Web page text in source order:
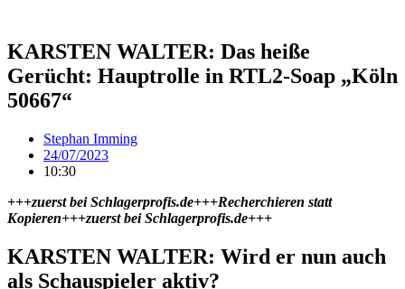
KARSTEN WALTER: Das heiße
Gerücht: Hauptrolle in RTL2-Soap „Köln
50667“
Stephan Imming
24/07/2023
10:30
+++zuerst bei Schlagerprofis.de+++Recherchieren statt
Kopieren+++zuerst bei Schlagerprofis.de+++
KARSTEN WALTER: Wird er nun auch
als Schauspieler aktiv?